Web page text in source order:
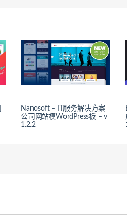
Nanosoft – IT服务解决方案
公司网站模WordPress板 – v
1.2.2